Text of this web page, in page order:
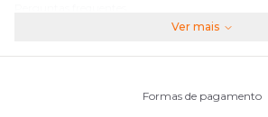
Ver mais
Formas de pagamento